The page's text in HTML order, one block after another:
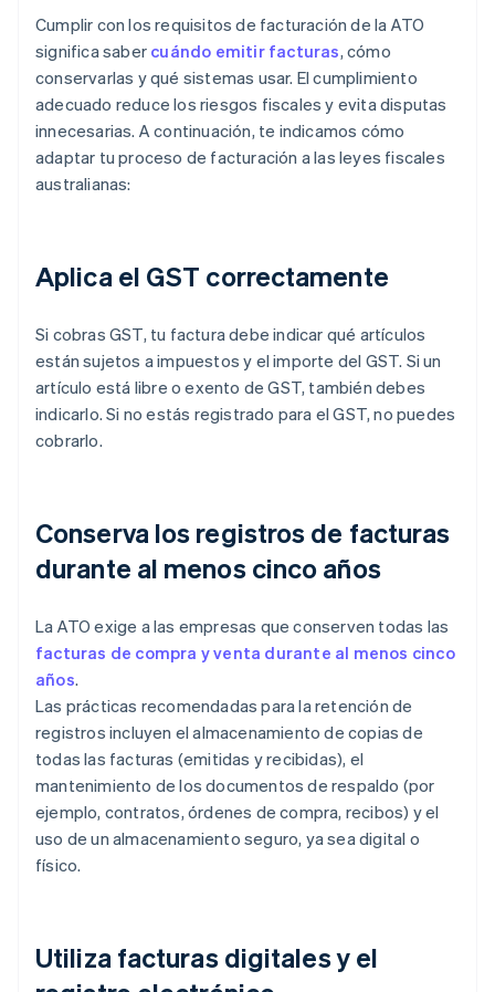
Cumplir con los requisitos de facturación de la ATO
significa saber cuándo emitir facturas, cómo
conservarlas y qué sistemas usar. El cumplimiento
adecuado reduce los riesgos fiscales y evita disputas
innecesarias. A continuación, te indicamos cómo
adaptar tu proceso de facturación a las leyes fiscales
australianas:
Aplica el GST correctamente
Si cobras GST, tu factura debe indicar qué artículos
están sujetos a impuestos y el importe del GST. Si un
artículo está libre o exento de GST, también debes
indicarlo. Si no estás registrado para el GST, no puedes
cobrarlo.
Conserva los registros de facturas
durante al menos cinco años
La ATO exige a las empresas que conserven todas las
facturas de compra y venta durante al menos cinco
años.
Las prácticas recomendadas para la retención de
registros incluyen el almacenamiento de copias de
todas las facturas (emitidas y recibidas), el
mantenimiento de los documentos de respaldo (por
ejemplo, contratos, órdenes de compra, recibos) y el
uso de un almacenamiento seguro, ya sea digital o
físico.
Utiliza facturas digitales y el